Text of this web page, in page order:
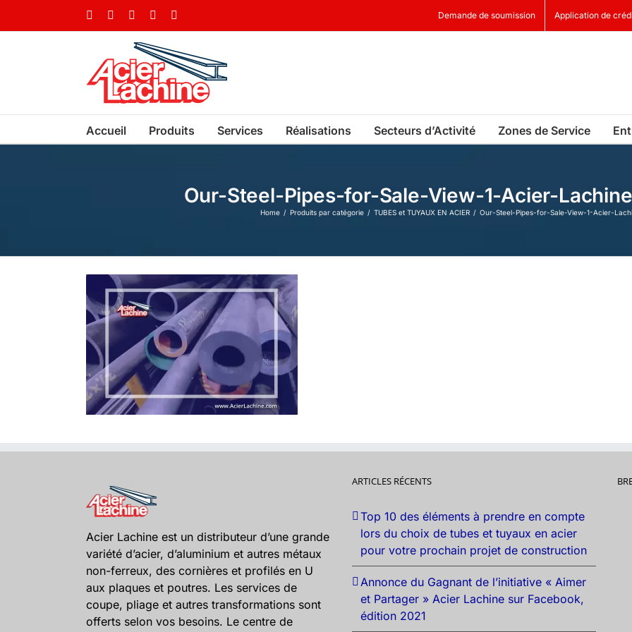
FacebookLinkedIn YouTube Demande de soumission Application de
Accueil Produits Services Réalisations Secteurs d’Activité Zones de Service
Our-Steel-Pipes-for-Sale-View-1-Acier-
Home Produits par catégorie TUBES et TUYAUX EN ACIER Our-Steel-Pipes-for-Sale-View-1-Acier-
Acier Lachine est un distributeur d’une grande
variété d’acier, d’aluminium et autres métaux
non-ferreux, des cornières et profilés en U
aux plaques et poutres. Les services de
coupe, pliage et autres transformations sont
offerts selon vos besoins. Le centre de
ARTICLES RÉCENTS
Top 10 des éléments à prendre en compte
lors du choix de tubes et tuyaux en acier
pour votre prochain projet de construction
Annonce du Gagnant de l’initiative « Aimer
et Partager » Acier Lachine sur Facebook,
édition 2021